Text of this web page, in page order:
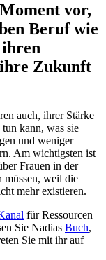
vor,
Beruf wie
ihren
ihre Zukunft
auch, ihrer Stärke
kann, was sie
und weniger
Am wichtigsten ist
Frauen in der
müssen, weil die
mehr existieren.
für Ressourcen
Sie Nadias Buch,
Sie mit ihr auf